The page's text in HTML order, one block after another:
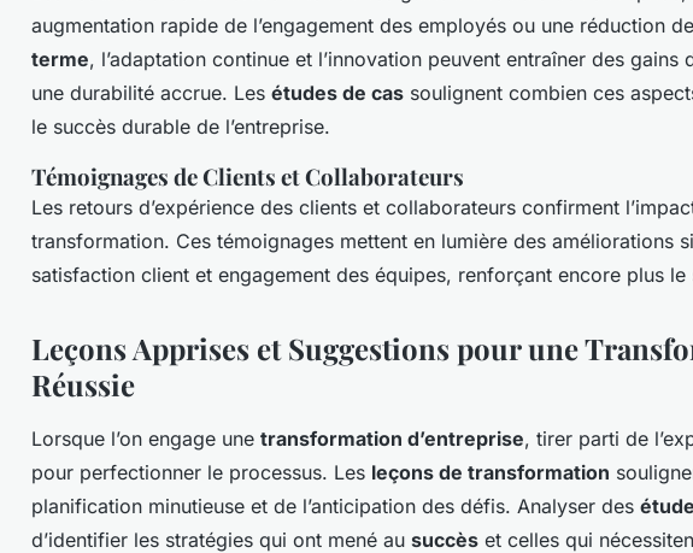
augmentation rapide de l’engagement des employés ou une réduction
terme, l’adaptation continue et l’innovation peuvent entraîner des gains
une durabilité accrue. Les études de cas soulignent combien ces
le succès durable de l’entreprise.
Témoignages de Clients et Collaborateurs
Les retours d’expérience des clients et collaborateurs confirment
transformation. Ces témoignages mettent en lumière des améliorations
satisfaction client et engagement des équipes, renforçant encore plus le
Leçons Apprises et Suggestions pour une
Réussie
Lorsque l’on engage une transformation d’entreprise, tirer parti de
pour perfectionner le processus. Les leçons de transformation
planification minutieuse et de l’anticipation des défis. Analyser des
d’identifier les stratégies qui ont mené au succès et celles qui